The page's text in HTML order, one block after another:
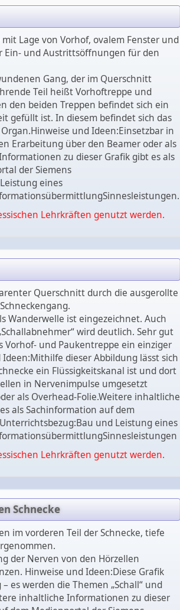
Lage von Vorhof, ovalem Fenster und
Ein- und Austrittsöffnungen für den
Gang, der im Querschnitt
Teil heißt Vorhoftreppe und
den beiden Treppen befindet sich ein
gefüllt ist. In diesem befindet sich das
und Ideen:Einsetzbar in
Erarbeitung über den Beamer oder als
zu dieser Grafik gibt es als
der Siemens
eines
Lehrkräften genutzt werden.
Querschnitt durch die ausgerollte
Wanderwelle ist eingezeichnet. Auch
wird deutlich. Sehr gut
Vorhof- und Paukentreppe ein einziger
dieser Abbildung lässt sich
ein Flüssigkeitskanal ist und dort
in Nervenimpulse umgesetzt
als Overhead-Folie.Weitere inhaltliche
als Sachinformation auf dem
und Leistung eines
Lehrkräften genutzt werden.
Schnecke
im vorderen Teil der Schnecke, tiefe
der Nerven von den Hörzellen
Hinweise und Ideen:Diese Grafik
es werden die Themen „Schall“ und
inhaltliche Informationen zu dieser